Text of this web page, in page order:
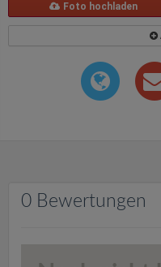
Foto hochladen
0 Bewertungen